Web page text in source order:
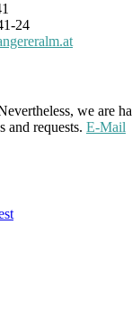
24
we are
and requests. E-Mail